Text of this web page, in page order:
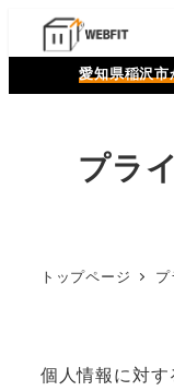
愛知県稲沢
プラ
トップページ
個人情報に対